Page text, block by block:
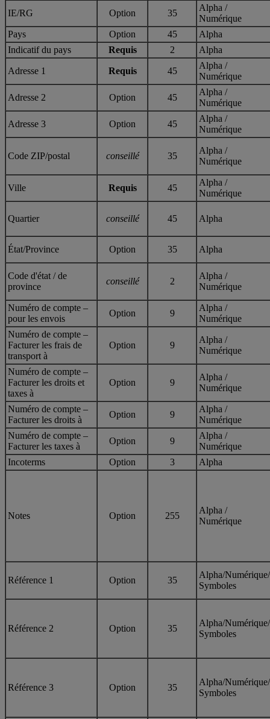
IE/RG Option 35
Alpha /
Numérique
Pays
Option 45
Alpha
Indicatif du pays
Requis 2 Alpha
Adresse 1 Requis 45
Alpha /
Numérique
Adresse 2 Option 45
Alpha /
Numérique
Adresse 3 Option 45
Alpha /
Numérique
Code ZIP/postal conseillé 35
Alpha /
Numérique
Ville Requis 45
Alpha /
Numérique
Quartier conseillé 45 Alpha
État/Province Option 35 Alpha
Code d'état / de
province
conseillé 2
Alpha /
Numérique
Numéro de compte –
pour les envois
Option 9
Alpha /
Numérique
Numéro de compte –
Facturer les frais de
transport à
Option 9
Alpha /
Numérique
Numéro de compte –
Facturer les droits et
taxes à
Option 9
Alpha /
Numérique
Numéro de compte –
Facturer les droits à
Option 9
Alpha /
Numérique
Numéro de compte –
Facturer les taxes à
Option 9
Alpha /
Numérique
Incoterms
Option 3 Alpha
Notes Option 255
Alpha /
Numérique
Référence 1 Option 35
Alpha/Numérique/
Symboles
Référence 2 Option 35
Alpha/Numérique/
Symboles
Référence 3 Option 35
Alpha/Numérique/
Symboles